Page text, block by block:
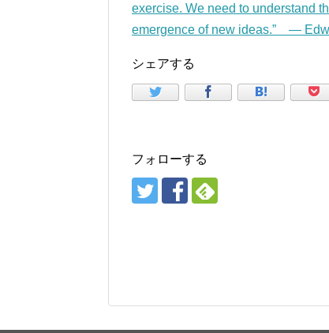
exercise. We need to understand
emergence of new ideas.” —
シェアする
フォローする